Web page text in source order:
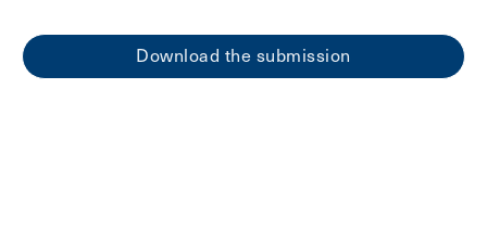
Download the submission